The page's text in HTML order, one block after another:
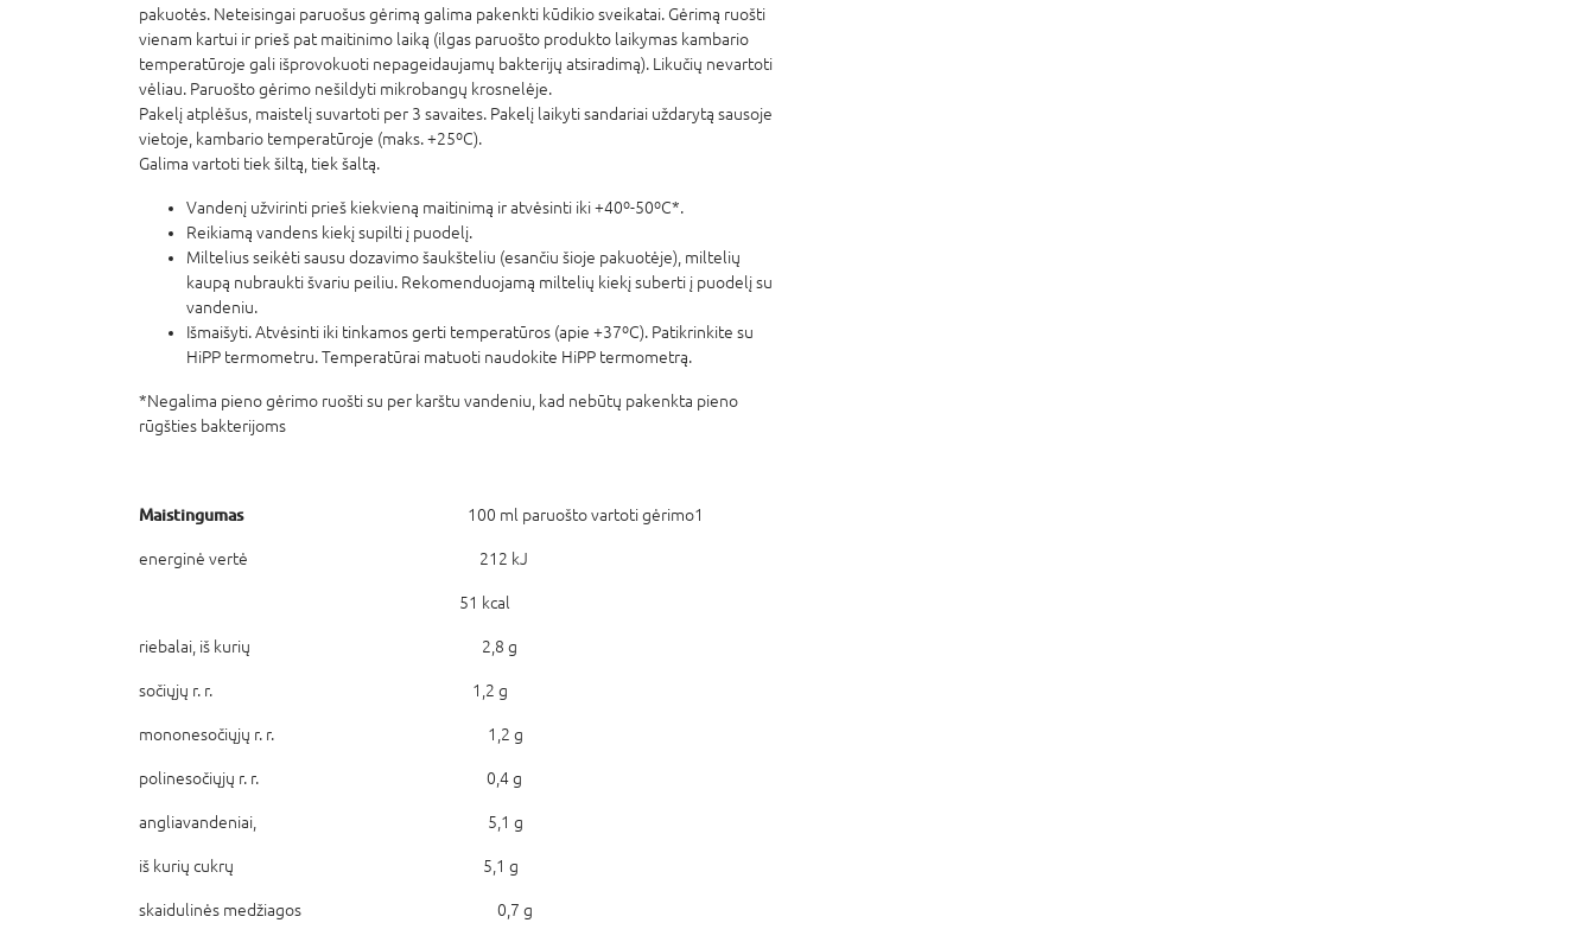
pakuotės. Neteisingai paruošus gėrimą galima pakenkti kūdikio sveikatai. Gėrimą ruošti
vienam kartui ir prieš pat maitinimo laiką (ilgas paruošto produkto laikymas kambario
temperatūroje gali išprovokuoti nepageidaujamų bakterijų atsiradimą). Likučių nevartoti
vėliau. Paruošto gėrimo nešildyti mikrobangų krosnelėje.
Pakelį atplėšus, maistelį suvartoti per 3 savaites. Pakelį laikyti sandariai uždarytą sausoje
vietoje, kambario temperatūroje (maks. +25ºC).
Galima vartoti tiek šiltą, tiek šaltą.
Vandenį užvirinti prieš kiekvieną maitinimą ir atvėsinti iki +40º-50ºC*.
Reikiamą vandens kiekį supilti į puodelį.
Miltelius seikėti sausu dozavimo šaukšteliu (esančiu šioje pakuotėje), miltelių
kaupą nubraukti švariu peiliu. Rekomenduojamą miltelių kiekį suberti į puodelį su
vandeniu.
Išmaišyti. Atvėsinti iki tinkamos gerti temperatūros (apie +37ºC). Patikrinkite su
HiPP termometru. Temperatūrai matuoti naudokite HiPP termometrą.
*Negalima pieno gėrimo ruošti su per karštu vandeniu, kad nebūtų pakenkta pieno
rūgšties bakterijoms
Maistingumas 100 ml paruošto vartoti gėrimo1
energinė vertė 212 kJ
51 kcal
riebalai, iš kurių 2,8 g
sočiųjų r. r. 1,2 g
mononesočiųjų r. r. 1,2 g
polinesočiųjų r. r. 0,4 g
angliavandeniai, 5,1 g
iš kurių cukrų 5,1 g
skaidulinės medžiagos 0,7 g